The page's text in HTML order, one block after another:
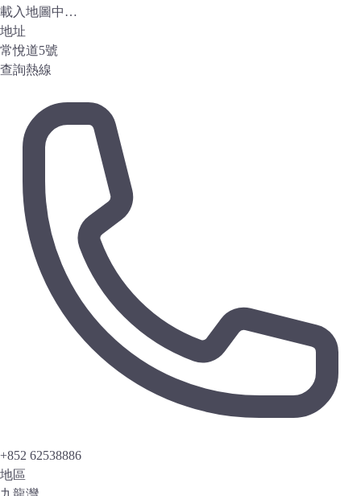
載入地圖中…
地址
常悅道5號
查詢熱線
+852 62538886
地區